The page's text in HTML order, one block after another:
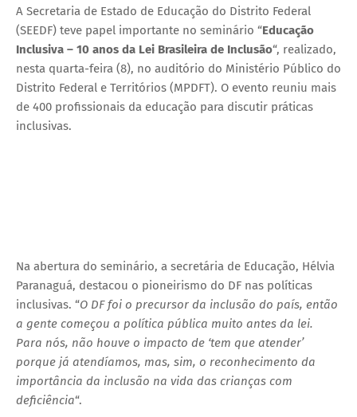
A Secretaria de Estado de Educação do Distrito Federal
(SEEDF) teve papel importante no seminário “Educação
Inclusiva – 10 anos da Lei Brasileira de Inclusão“, realizado,
nesta quarta-feira (8), no auditório do Ministério Público do
Distrito Federal e Territórios (MPDFT). O evento reuniu mais
de 400 profissionais da educação para discutir práticas
inclusivas.
Na abertura do seminário, a secretária de Educação, Hélvia
Paranaguá, destacou o pioneirismo do DF nas políticas
inclusivas. “O DF foi o precursor da inclusão do país, então
a gente começou a política pública muito antes da lei.
Para nós, não houve o impacto de ‘tem que atender’
porque já atendíamos, mas, sim, o reconhecimento da
importância da inclusão na vida das crianças com
deficiência“.